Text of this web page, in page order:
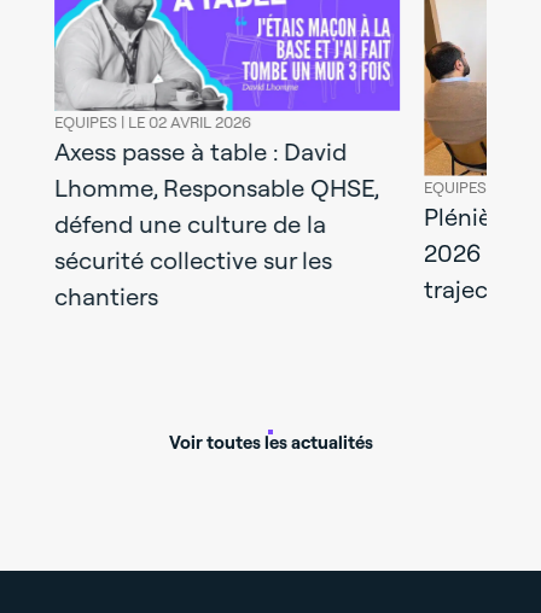
EQUIPES | LE 02 AVRIL 2026
Axess passe à table : David
Lhomme, Responsable QHSE,
défend une culture de la
sécurité collective sur les
chantiers
EQUIPES |
Plénière
2026 :
trajectoire
Voir toutes les actualités